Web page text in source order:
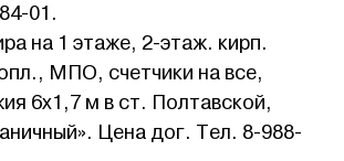
01.
на 1 этаже, 2-этаж. кирп.
МПО, счетчики на все,
6х1,7 м в ст. Полтавской,
Цена дог. Тел. 8-988-